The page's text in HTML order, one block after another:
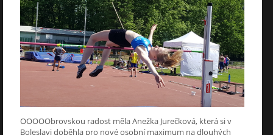
OOOOObrovskou radost měla Anežka Jurečková, která si v
Boleslavi doběhla pro nové osobní maximum na dlouhých